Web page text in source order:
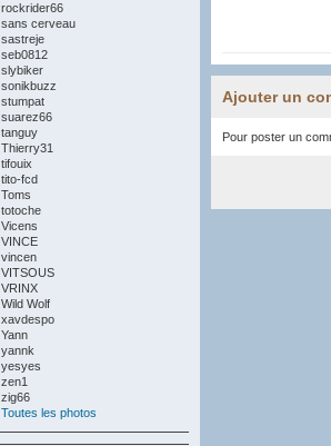
rockrider66
sans cerveau
sastreje
seb0812
slybiker
sonikbuzz
stumpat
suarez66
tanguy
Thierry31
tifouix
tito-fcd
Toms
totoche
Vicens
VINCE
vincen
VITSOUS
VRINX
Wild Wolf
xavdespo
Yann
yannk
yesyes
zen1
zig66
Toutes les photos
Ajouter un
Pour poster un